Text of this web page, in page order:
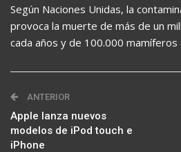
Según Naciones Unidas, la
provoca la muerte de más de un
cada años y de 100.000 mamíferos
ANTERIOR
Apple lanza nuevos
modelos de iPod touch e
iPhone